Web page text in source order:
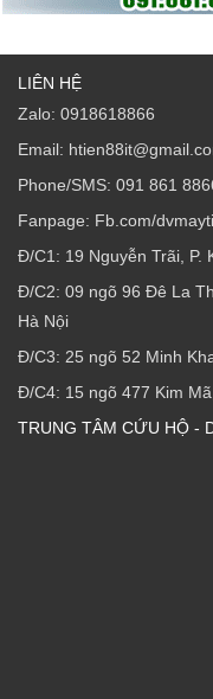
LIÊN HỆ
Zalo: 0918618866
Email:
Phone/SMS: 091 861
Fanpage: Fb.com/
Đ/C1: 19 Nguyễn Trãi, P.
Đ/C2: 09 ngõ 96 Đê La
Hà Nội
Đ/C3: 25 ngõ 52 Minh
Đ/C4: 15 ngõ 477 Kim
TRUNG TÂM CỨU HỘ -